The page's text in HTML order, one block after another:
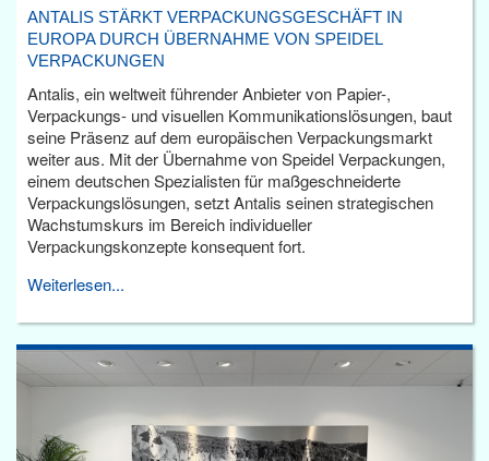
ANTALIS STÄRKT VERPACKUNGSGESCHÄFT IN
EUROPA DURCH ÜBERNAHME VON SPEIDEL
VERPACKUNGEN
Antalis, ein weltweit führender Anbieter von Papier-,
Verpackungs- und visuellen Kommunikationslösungen, baut
seine Präsenz auf dem europäischen Verpackungsmarkt
weiter aus. Mit der Übernahme von Speidel Verpackungen,
einem deutschen Spezialisten für maßgeschneiderte
Verpackungslösungen, setzt Antalis seinen strategischen
Wachstumskurs im Bereich individueller
Verpackungskonzepte konsequent fort.
Weiterlesen...